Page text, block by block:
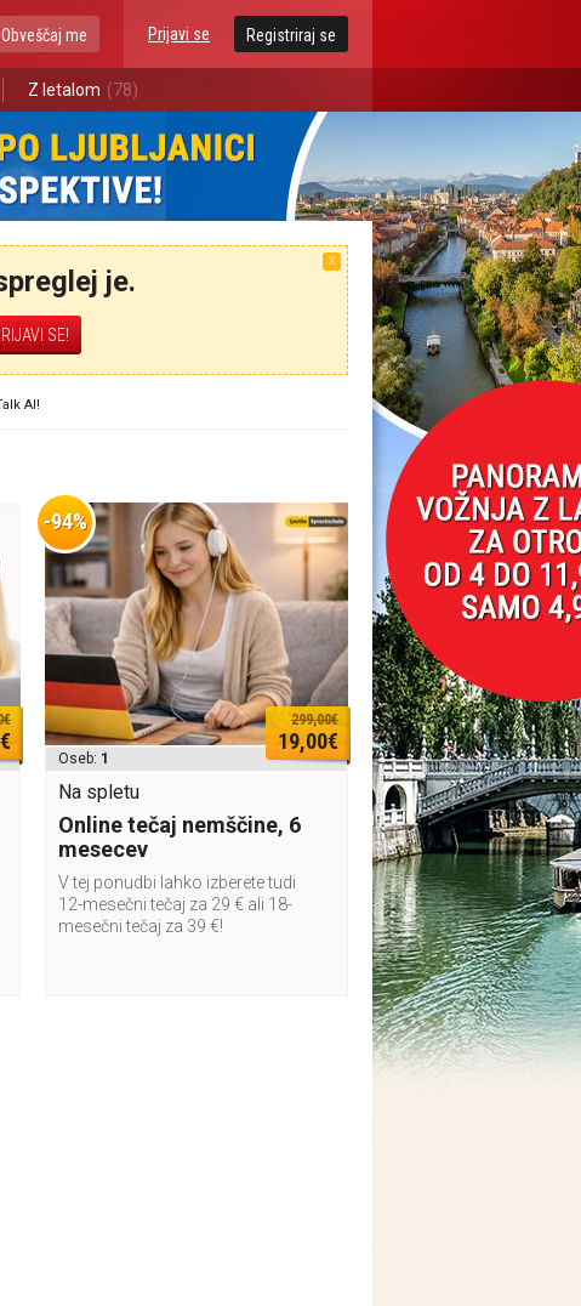
Prijavi se Registriraj se
Obveščaj me
Z letalom (78)
X
je.
AI!
-94%
299,00€
19,00€
Oseb: 1
Na spletu
Online tečaj nemščine, 6
mesecev
V tej ponudbi lahko izberete tudi
12-mesečni tečaj za 29 € ali 18-
mesečni tečaj za 39 €!